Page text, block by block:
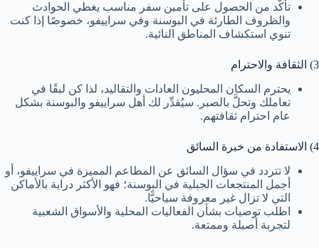
تأكّد من الحصول على تأمين سفر مناسب يغطي الحوادث
والظروف الطارئة في البوسنة وفي سراييفو، خصوصًا إذا كنت
تنوي استكشاف المناطق النائية.
3) الثقافة والاحترام
يحترم السكان المحليون العادات والتقاليد، لذا كن لبقًا في
تعاملك وتحلَّ بالصبر. سيُقدِّر لك أهل سراييفو والبوسنة بشكل
عام احترام ثقافتهم.
4) الاستفادة من خبرة السائق
لا تتردد في سؤال السائق عن المطاعم المميزة في سراييفو، أو
أجمل المنتجعات الجبلية في البوسنة؛ فهو الأكثر دراية بالأماكن
التي لا تزال غير معروفة سياحيًّا.
اطلب توصيات بشأن الفعاليات المحلية والأسواق الشعبية
لتجربة أصيلة وممتعة.